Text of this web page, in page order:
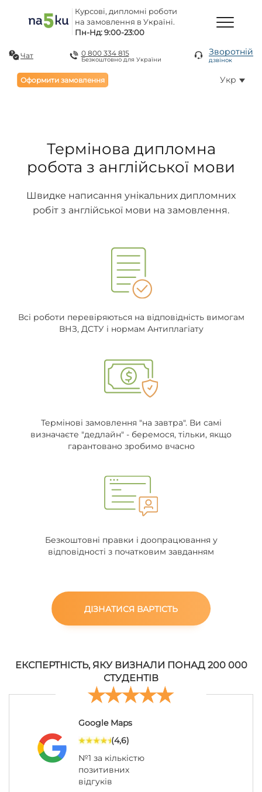
Курсові, дипломні роботи
на замовлення в Україні.
Пн-Нд: 9:00-23:00
Чат 0 800 334 815
Безкоштовно для України
Зворотній
дзвінок
Оформити замовлення Укр
Термінова дипломна
робота з англійської мови
Швидке написання унікальних дипломних
робіт з англійської мови на замовлення.
Всі роботи перевіряються на відповідність вимогам
ВНЗ, ДСТУ і нормам Антиплагіату
Термінові замовлення "на завтра". Ви самі
визначаєте "дедлайн" - беремося, тільки, якщо
гарантовано зробимо вчасно
Безкоштовні правки і доопрацювання у
відповідності з початковим завданням
ДІЗНАТИСЯ ВАРТІСТЬ
ЕКСПЕРТНІСТЬ, ЯКУ ВИЗНАЛИ ПОНАД 200 000
СТУДЕНТІВ
Google Maps
(4,6)
№1 за кількістю
позитивних
відгуків